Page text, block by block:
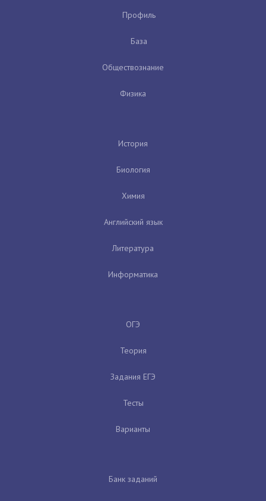
Профиль
База
Обществознание
Физика
История
Биология
Химия
Английский язык
Литература
Информатика
ОГЭ
Теория
Задания ЕГЭ
Тесты
Варианты
Банк заданий